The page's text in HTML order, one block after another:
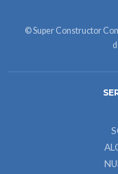
© Super Constructor